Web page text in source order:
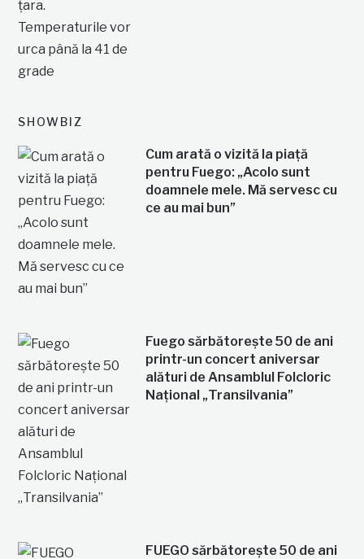
SHOWBIZ
Cum arată o vizită la piață
pentru Fuego: „Acolo sunt
doamnele mele. Mă servesc cu
ce au mai bun”
Fuego sărbătorește 50 de ani
printr-un concert aniversar
alături de Ansamblul Folcloric
Național „Transilvania”
FUEGO sărbătorește 50 de ani